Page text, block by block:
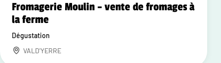
Fromagerie Moulin – vente de fromages à
la ferme
Dégustation
VALD'YERRE